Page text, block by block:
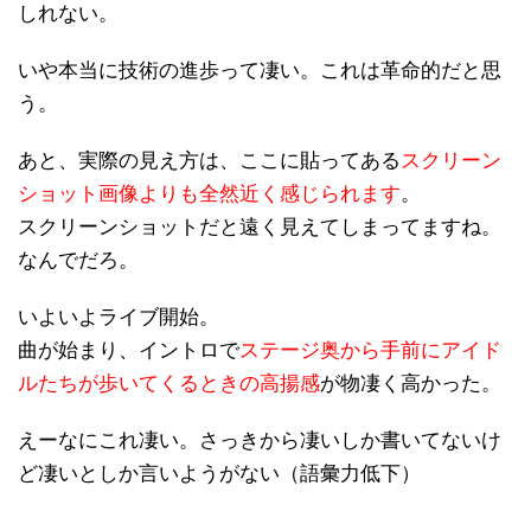
しれない。
いや本当に技術の進歩って凄い。これは革命的だと思
う。
あと、実際の見え方は、ここに貼ってある スクリーン
ショット画像よりも全然近く感じられます。
スクリーンショットだと遠く見えてしまってますね。
なんでだろ。
いよいよライブ開始。
曲が始まり、イントロでステージ奥から手前にアイド
ルたちが歩いてくるときの高揚感が物凄く高かった。
えーなにこれ凄い。さっきから凄いしか書いてないけ
ど凄いとしか言いようがない（語彙力低下）